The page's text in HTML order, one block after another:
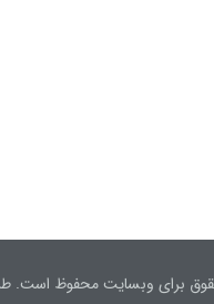
برای وبسایت محفوظ است.